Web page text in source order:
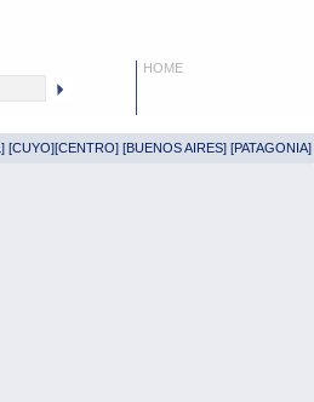
HOME
] [CUYO][CENTRO] [BUENOS AIRES] [PATAGONIA]